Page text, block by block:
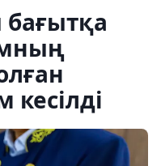
бағытқа
кесілді